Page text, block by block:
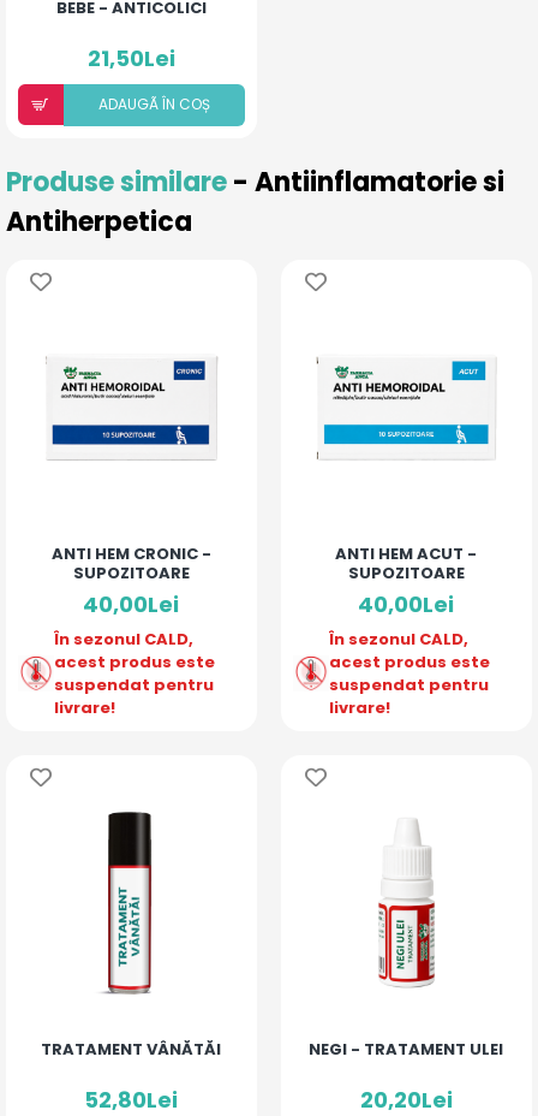
BEBE - ANTICOLICI
21,50Lei
ADAUGÃ ÎN COȘ
Produse similare- Antiinflamatorie si
Antiherpetica
ANTI HEM CRONIC -
SUPOZITOARE
40,00Lei
În sezonul CALD,
acest produs este
suspendat pentru
livrare!
ANTI HEM ACUT -
SUPOZITOARE
40,00Lei
În sezonul CALD,
acest produs este
suspendat pentru
livrare!
TRATAMENT VÂNĂTĂI
52,80Lei
NEGI - TRATAMENT ULEI
20,20Lei